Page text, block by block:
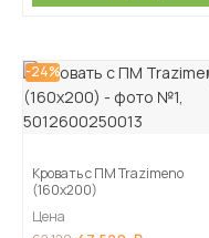
-24%
Кровать с ПМ Trazimeno
(160х200)
Цена